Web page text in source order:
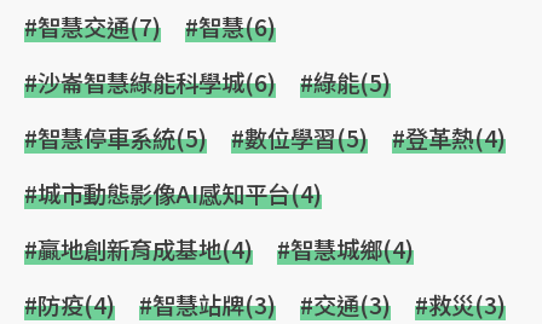
#智慧交通(7)
#智慧(6)
#沙崙智慧綠能科學城(6)
#綠能(5)
#智慧停車系統(5)
#數位學習(5)
#登革熱(4)
#城市動態影像AI感知平台(4)
#贏地創新育成基地(4)
#智慧城鄉(4)
#防疫(4)
#智慧站牌(3) #交通(3) #救災(3)